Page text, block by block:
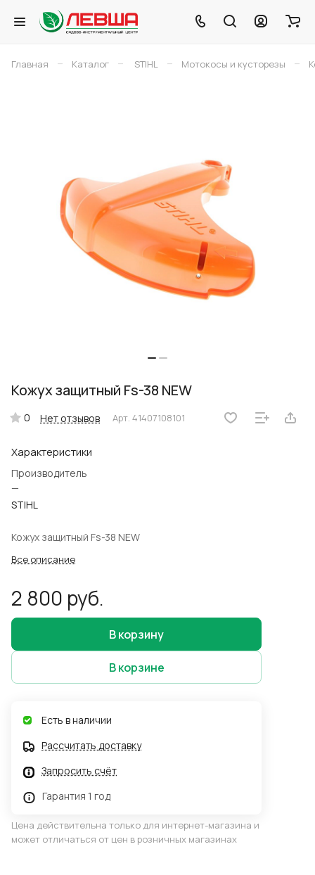
Главная – Каталог – STIHL – Мотокосы и кусторезы –
Кожух защитный Fs-38 NEW
0 Нет отзывов Арт. 41407108101
Характеристики
Производитель
—
STIHL
Кожух защитный Fs-38 NEW
Все описание
2 800 руб.
В корзину
В корзине
Есть в наличии
Рассчитать доставку
Запросить счёт
Гарантия 1 год
Цена действительна только для интернет-магазина и
может отличаться от цен в розничных магазинах